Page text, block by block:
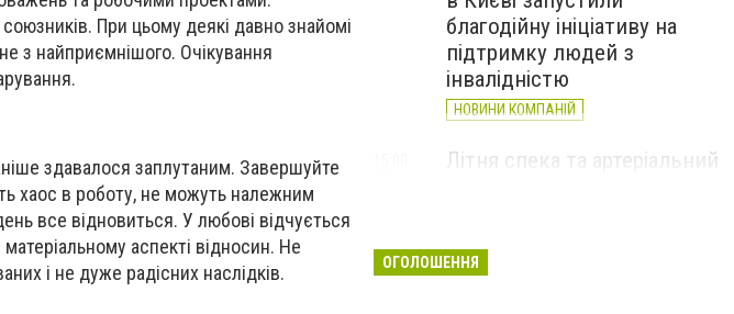
При цьому деякі давно знайомі
з найприємнішого. Очікування
здавалося заплутаним. Завершуйте
хаос в роботу, не можуть належним
все відновиться. У любові відчується
аспекті відносин. Не
і не дуже радісних наслідків.
благодійну ініціативу на
підтримку людей з
інвалідністю
НОВИНИ КОМПАНІЙ
Літня спека та артеріальний
ОГОЛОШЕННЯ